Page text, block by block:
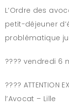
L’Ordre des
petit-déjeuner
problématique
???? vendredi 6
???? ATTENTION
l’Avocat – Lille